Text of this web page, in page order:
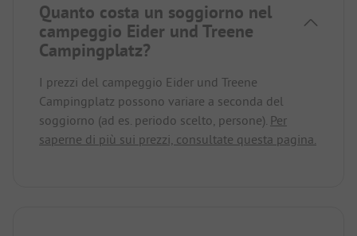
Quanto costa un soggiorno nel
campeggio Eider und Treene
Campingplatz?
I prezzi del campeggio Eider und Treene
Campingplatz possono variare a seconda del
soggiorno (ad es. periodo scelto, persone). Per
saperne di più sui prezzi, consultate questa pagina.